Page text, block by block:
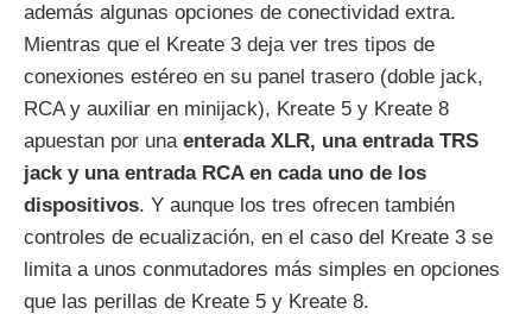
además algunas opciones de conectividad extra.
Mientras que el Kreate 3 deja ver tres tipos de
conexiones estéreo en su panel trasero (doble jack,
RCA y auxiliar en minijack), Kreate 5 y Kreate 8
apuestan por una enterada XLR, una entrada TRS
jack y una entrada RCA en cada uno de los
dispositivos. Y aunque los tres ofrecen también
controles de ecualización, en el caso del Kreate 3 se
limita a unos conmutadores más simples en opciones
que las perillas de Kreate 5 y Kreate 8.